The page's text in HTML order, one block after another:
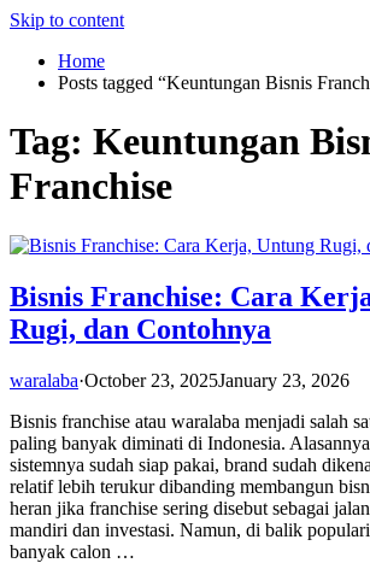
Skip to content
Home
Posts tagged “Keuntungan Bisnis
Tag: Keuntungan
Franchise
Bisnis Franchise: Cara
Rugi, dan Contohnya
waralaba·October 23, 2025January 23, 2026
Bisnis franchise atau waralaba menjadi salah
paling banyak diminati di Indonesia. Alasannya
sistemnya sudah siap pakai, brand sudah
relatif lebih terukur dibanding membangun
heran jika franchise sering disebut sebagai
mandiri dan investasi. Namun, di balik
banyak calon …